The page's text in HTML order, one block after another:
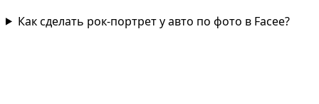
Как сделать рок-портрет у авто по фото в Facee?